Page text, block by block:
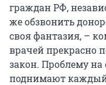
граждан РФ,
же обзвонить
своя фантазия, –
врачей прекрасно
закон. Проблему
поднимают каждый